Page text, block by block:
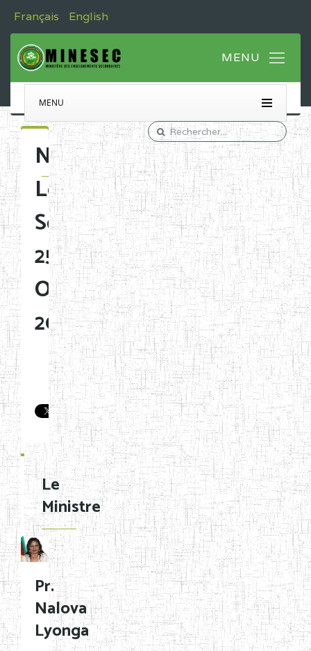
Français English
MENU
Newsletter
Le
Secondaire
25
Octobre
2025
Télécharger
Le
Ministre
Pr.
Nalova
Lyonga